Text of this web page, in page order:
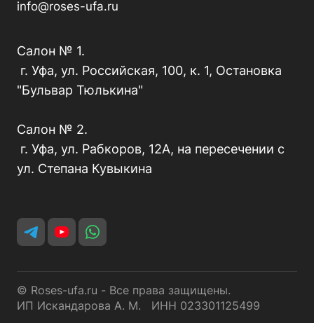
info@roses-ufa.ru
Салон № 1.
г. Уфа, ул. Российская, 100, к. 1, Остановка
"Бульвар Тюлькина"
Салон № 2.
г. Уфа, ул. Рабкоров, 12А, на пересечении с
ул. Степана Кувыкина
© Roses-ufa.ru - Все права защищены.
ИП Искандарова А. М. ИНН 023301125499